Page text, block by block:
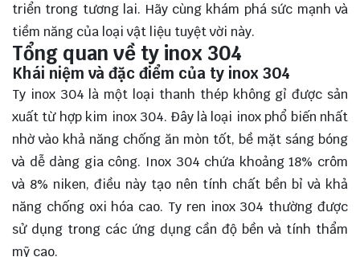
triển trong tương lai. Hãy cùng khám phásức mạnh và
tiềm năng của loại vật liệu tuyệt vời này.
Tổng quan về ty inox 304
Khái niệm và đặc điểm của ty inox 304
Ty inox 304 là một loại thanh thép không gỉ được sản
xuất từ hợp kim inox 304. Đây là loại inox phổ biến nhất
nhờ vào khả năng chống ăn mòn tốt, bề mặt sáng bóng
và dễ dàng gia công. Inox 304 chứa khoảng 18% crôm
và 8% niken, điều này tạo nên tính chất bền bỉ và khả
năng chống oxi hóa cao. Ty ren inox 304 thường được
sử dụng trong các ứng dụng cần độ bền và tính thẩm
mỹ cao.